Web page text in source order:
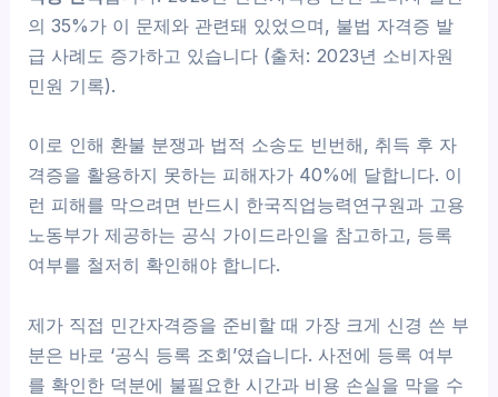
의 35%가 이 문제와 관련돼 있었으며, 불법 자격증 발
급 사례도 증가하고 있습니다 (출처: 2023년 소비자원
민원 기록).
이로 인해 환불 분쟁과 법적 소송도 빈번해, 취득 후 자
격증을 활용하지 못하는 피해자가 40%에 달합니다. 이
런 피해를 막으려면 반드시 한국직업능력연구원과 고용
노동부가 제공하는 공식 가이드라인을 참고하고, 등록
여부를 철저히 확인해야 합니다.
제가 직접 민간자격증을 준비할 때 가장 크게 신경 쓴 부
분은 바로 ‘공식 등록 조회’였습니다. 사전에 등록 여부
를 확인한 덕분에 불필요한 시간과 비용 손실을 막을 수